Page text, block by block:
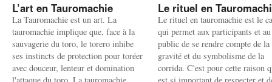
L’art en Tauromachie
La Tauromachie est un art. La
tauromachie implique que, face à la
sauvagerie du toro, le torero inhibe
ses instincts de protection pour toréer
avec douceur, lenteur et domination
Le rituel en
Le rituel en tauromachie est le
qui permet aux participants et au
public de se rendre compte de la
gravité et du symbolisme de la
corrida. C'est pour cette raison